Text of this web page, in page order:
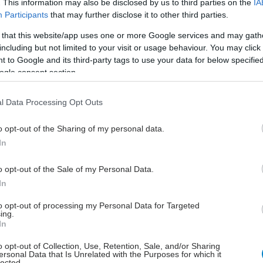
This information may also be disclosed by us to third parties on the
Participants that may further disclose it to other third parties.
that this website/app uses one or more Google services and may
but not limited to your visit or usage behaviour. You may
to Google and its third-party tags to use your data for below
consent section.
Data Processing Opt Outs
opt-out of the Sharing of my personal data.
opt-out of the Sale of my Personal Data.
opt-out of processing my Personal Data for Targeted
opt-out of Collection, Use, Retention, Sale, and/or Sharing
Data that Is Unrelated with the Purposes for which it
ανοσοποιητικό σύστημα.
Δευτέρα, 23 Μαρτίου 2026, 18:00
Τα ευρήματα στο θα μπορούσαν να
ενεργοποίηση του προστατευτικού
θεραπείας με συστατικά της σκόνης
σύστημα εμπλέκονται στη